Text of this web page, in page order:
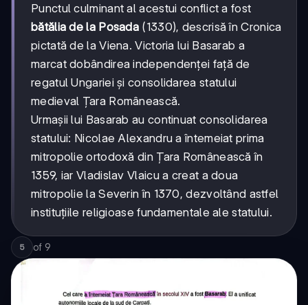
Punctul culminant al acestui conflict a fost
bătălia de la Posada (1330), descrisă în Cronica
pictată de la Viena. Victoria lui Basarab a
marcat dobândirea independenței față de
regatul Ungariei și consolidarea statului
medieval Țara Românească.
Urmașii lui Basarab au continuat consolidarea
statului: Nicolae Alexandru a întemeiat prima
mitropolie ortodoxă din Țara Românească în
1359, iar Vladislav Vlaicu a creat a doua
mitropolie la Severin în 1370, dezvoltând astfel
instituțiile religioase fundamentale ale statului.
5 of 9